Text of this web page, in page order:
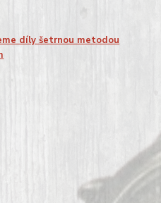
díly šetrnou metodou